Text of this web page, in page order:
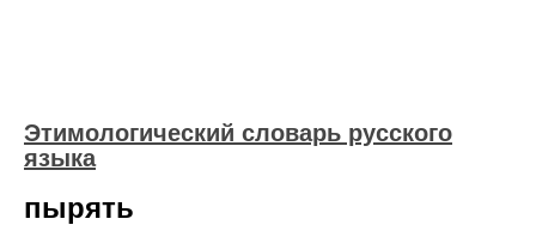
Этимологический словарь русского
языка
пырять